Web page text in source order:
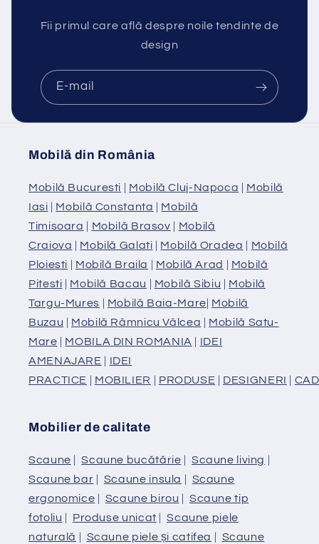
Fii primul care află despre noile tendinte de
design
E-mail
Mobilă din România
Mobilă Bucuresti | Mobilă Cluj-Napoca | Mobilă
Iasi | Mobilă Constanta | Mobilă
Timisoara | Mobilă Brasov | Mobilă
Craiova | Mobilă Galati | Mobilă Oradea | Mobilă
Ploiesti | Mobilă Braila | Mobilă Arad | Mobilă
Pitesti | Mobilă Bacau | Mobilă Sibiu | Mobilă
Targu-Mures | Mobilă Baia-Mare| Mobilă
Buzau | Mobilă Râmnicu Vâlcea | Mobilă Satu-
Mare | MOBILA DIN ROMANIA | IDEI
AMENAJARE | IDEI
PRACTICE | MOBILIER | PRODUSE | DESIGNERI |
Mobilier de calitate
Scaune |Scaune bucătărie | Scaune living |
Scaune bar | Scaune insula | Scaune
ergonomice | Scaune birou | Scaune tip
fotoliu | Produse unicat |Scaune piele
naturală | Scaune piele și catifea | Scaune